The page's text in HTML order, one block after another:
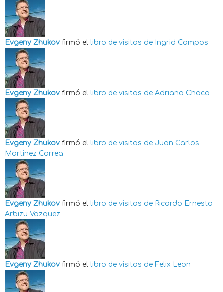
Evgeny Zhukov firmó el libro de visitas de Ingrid Campos
Evgeny Zhukov firmó el libro de visitas de Adriana Choca
Evgeny Zhukov firmó el libro de visitas de Juan Carlos
Martinez Correa
Evgeny Zhukov firmó el libro de visitas de Ricardo Ernesto
Arbizu Vazquez
Evgeny Zhukov firmó el libro de visitas de Felix Leon